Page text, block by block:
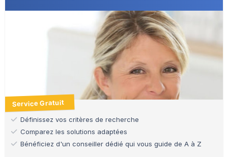
Service Gratuit
Définissez vos critères de recherche
Comparez les solutions adaptées
Bénéficiez d'un conseiller dédié qui vous guide de A à Z